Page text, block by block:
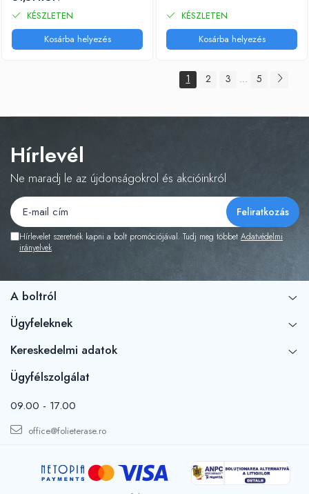
KÉSZLETEN
Kosárba helyezés
KÉSZLETEN
Kosárba helyezés
1 2 3 ... 5
Hírlevél
Ne maradj le az újdonságokrol és akcióinkról
Hírlevelet szeretnék kapni a bolt promóciójával. Tudj meg többet Adatvédelmi
irányelvek
A boltról
Ügyfeleknek
Kereskedelmi adatok
Ügyfélszolgálat
09.00 - 17.00
office@folieterase.ro